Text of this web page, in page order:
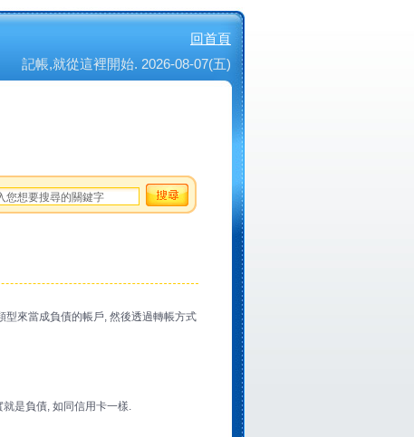
回首頁
記帳,就從這裡開始. 2026-08-07(五)
來當成負債的帳戶, 然後透過轉帳方式
是負債, 如同信用卡一樣.